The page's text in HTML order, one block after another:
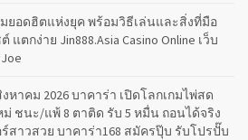
มยอดฮิตแห่งยุค พร้อมวิธีเล่นและสิ่งที่มือ
แตกง่าย Jin888.asia Casino Online เว็บ
หาคม 2026 บาคาร่า เปิดโลกเกมไพ่สด
ชนะ/แพ้ 8 ตาติด รับ 5 หมื่น ถอนได้จริง
สาวสวย บาคาร่า168 สมัครปุ๊บ รับโปรปั๊บ